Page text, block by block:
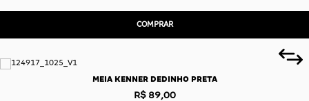
COMPRAR
MEIA KENNER DEDINHO PRETA
R$ 89,00